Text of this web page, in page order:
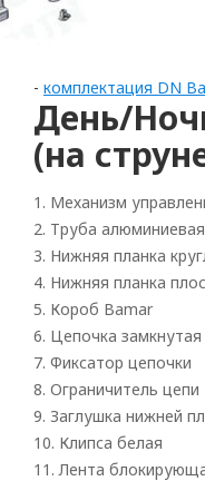
- комплектация DN
День/
(на
1. Механизм
2. Труба алюминиевая
3. Нижняя планка
4. Нижняя планка
5. Короб Bamar
6. Цепочка замкнутая
7. Фиксатор цепочки
8. Ограничитель цепи
9. Заглушка нижней
10. Клипса белая
11. Лента